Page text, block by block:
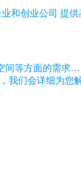
和创业公司 提供
间等方面的需求…
，我们会详细为您